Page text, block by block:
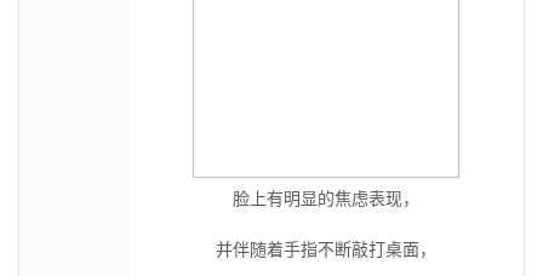
脸上有明显的焦虑表现，
并伴随着手指不断敲打桌面，